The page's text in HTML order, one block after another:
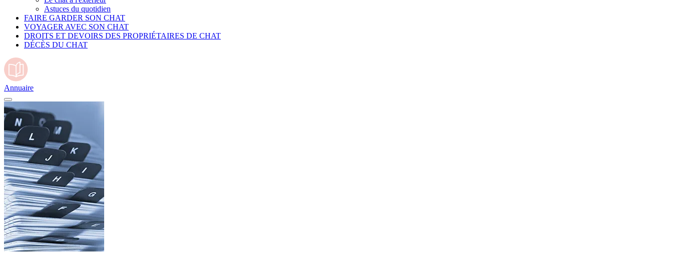
Astuces du quotidien
FAIRE GARDER SON CHAT
VOYAGER AVEC SON CHAT
DROITS ET DEVOIRS DES PROPRIÉTAIRES DE CHAT
DÉCÈS DU CHAT
Annuaire